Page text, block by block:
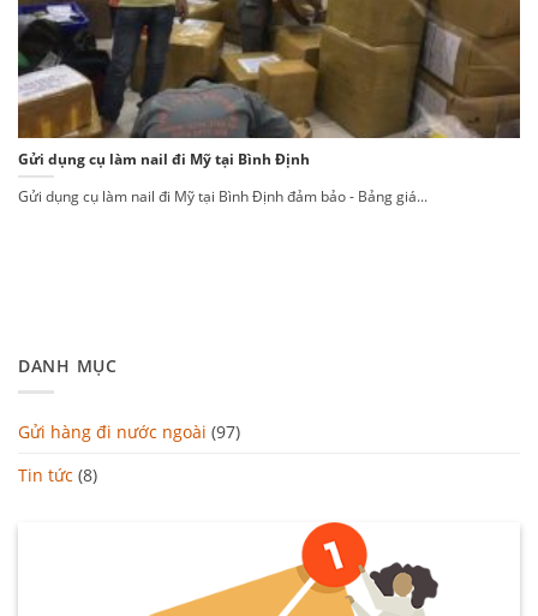
Gửi dụng cụ làm nail đi Mỹ tại Bình Định
Gửi dụng cụ làm nail đi Mỹ tại Bình Định đảm bảo - Bảng giá...
DANH MỤC
Gửi hàng đi nước ngoài (97)
Tin tức (8)